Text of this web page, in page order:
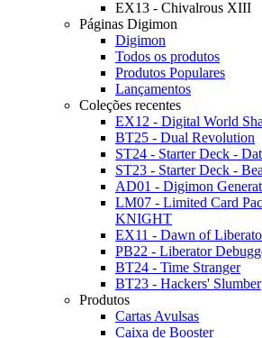
EX13 - Chivalrous XIII
Páginas Digimon
Digimon
Todos os produtos
Produtos Populares
Lançamentos
Coleções recentes
EX12 - Digital World
BT25 - Dual Revolution
ST24 - Starter Deck -
ST23 - Starter Deck -
AD01 - Digimon
LM07 - Limited Card
KNIGHT
EX11 - Dawn of
PB22 - Liberator
BT24 - Time Stranger
BT23 - Hackers' Slumber
Produtos
Cartas Avulsas
Caixa de Booster